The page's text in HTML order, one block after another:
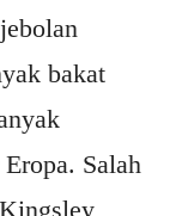
bakat
Salah